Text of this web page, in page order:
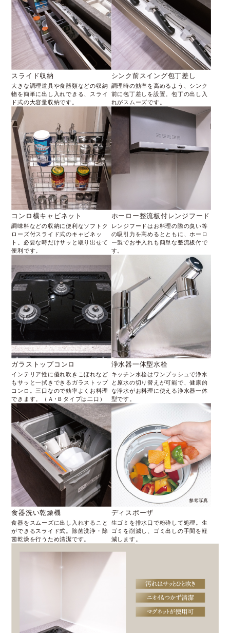
スライド収納
大きな調理道具や食器類などの収納
物を簡単に出し入れできる、スライ
ド式の大容量収納です。
シンク前スイング包丁差し
調理時の効率を高めるよう、シンク
前に包丁差しを設置。包丁の出し入
れがスムーズです。
コンロ横キャビネット
調味料などの収納に便利なソフトク
ローズ付スライド式のキャビネッ
ト。必要な時だけサッと取り出せて
便利です。
ホーロー整流板付レンジフード
レンジフードはお料理の際の臭い等
の吸引力を高めるとともに、ホーロ
ー製でお手入れも簡単な整流板付で
す。
ガラストップコンロ
インテリア性に優れ吹きこぼれなど
もサッと一拭きできるガラストップ
コンロ。三口なので効率よくお料理
できます。（Ａ･Ｂタイプは二口）
浄水器一体型水栓
キッチン水栓はワンプッシュで浄水
と原水の切り替えが可能で、健康的
な浄水がお料理に使える浄水器一体
型です。
食器洗い乾燥機
食器をスムーズに出し入れすること
ができるスライド式。除菌洗浄・除
菌乾燥を行うため清潔です。
ディスポーザ
生ゴミを排水口で粉砕して処理。生
ゴミを削減し、ゴミ出しの手間を軽
減します。